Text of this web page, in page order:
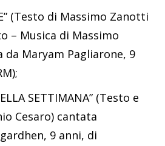
(Testo di Massimo Zanotti
– Musica di Massimo
Maryam Pagliarone, 9
SETTIMANA” (Testo e
Cesaro) cantata
9 anni, di